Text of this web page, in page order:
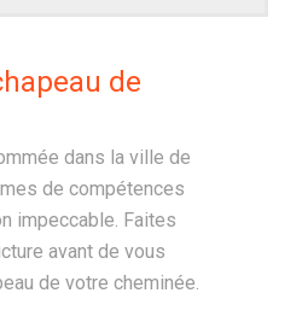
de
dans la ville de
de compétences
impeccable. Faites
avant de vous
de votre cheminée.